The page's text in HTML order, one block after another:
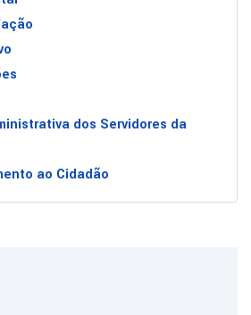
dos Servidores da
ao Cidadão